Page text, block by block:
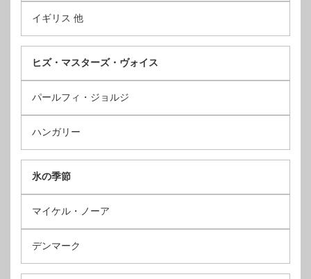
イギリス 他
ヒズ・マスターズ・ヴォイス
パールフィ・ジョルジ
ハンガリー
氷の季節
マイケル・ノーア
デンマーク